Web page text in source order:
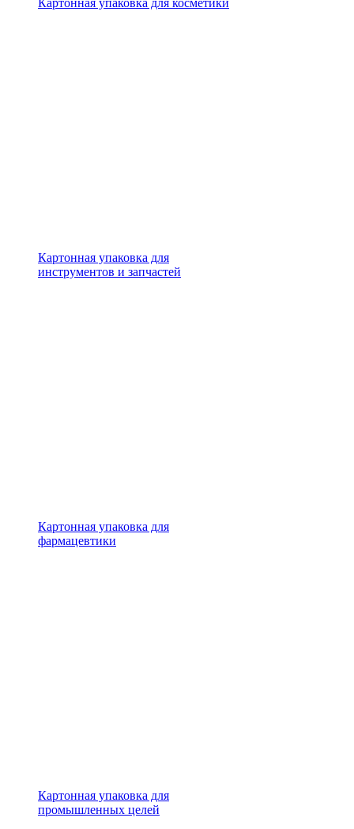
Картонная упаковка для
инструментов и запчастей
Картонная упаковка для
фармацевтики
Картонная упаковка для
промышленных целей